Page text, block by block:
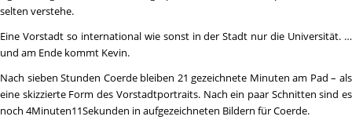
selten verstehe.
Eine Vorstadt so international wie sonst in der Stadt nur die Universität. …
und am Ende kommt Kevin.
Nach sieben Stunden Coerde bleiben 21 gezeichnete Minuten am Pad – als
eine skizzierte Form des Vorstadtportraits. Nach ein paar Schnitten sind es
noch 4Minuten11Sekunden in aufgezeichneten Bildern für Coerde.